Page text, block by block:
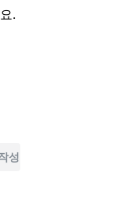
.
성